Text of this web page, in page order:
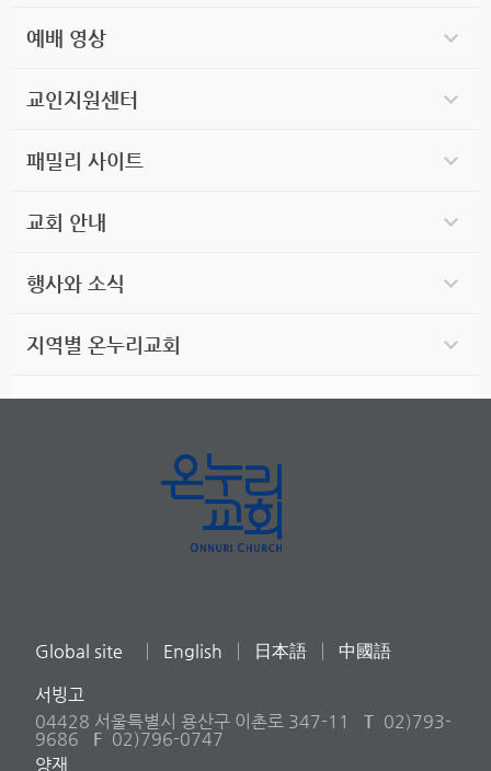
예배 영상
교인지원센터
패밀리 사이트
교회 안내
행사와 소식
지역별 온누리교회
Global site English 日本語 中國語
서빙고
04428 서울특별시 용산구 이촌로 347-11
T 02)793-
9686
F 02)796-0747
양재